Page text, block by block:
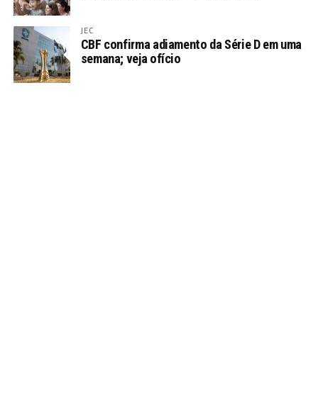
JEC
CBF confirma adiamento da Série D em uma
semana; veja ofício